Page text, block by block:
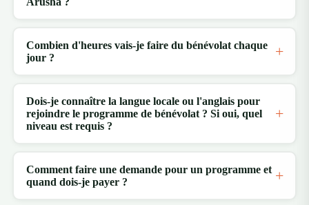
Combien d'heures vais-je faire du bénévolat chaque
jour ?
Dois-je connaître la langue locale ou l'anglais pour
rejoindre le programme de bénévolat ? Si oui, quel
niveau est requis ?
Comment faire une demande pour un programme et
quand dois-je payer ?